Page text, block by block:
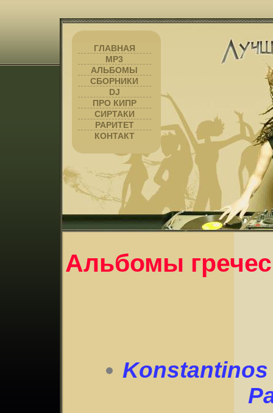
ГЛАВНАЯ
MP3
АЛЬБОМЫ
СБОРНИКИ
DJ
ПРО КИПР
СИРТАКИ
РАРИТЕТ
КОНТАКТ
Альбомы